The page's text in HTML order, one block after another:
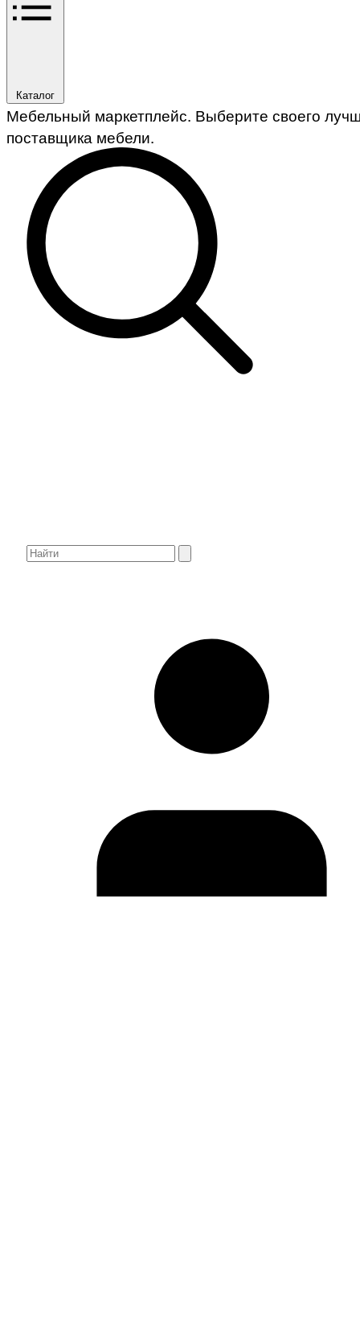
Каталог
Мебельный маркетплейс. Выберите своего
поставщика мебели.